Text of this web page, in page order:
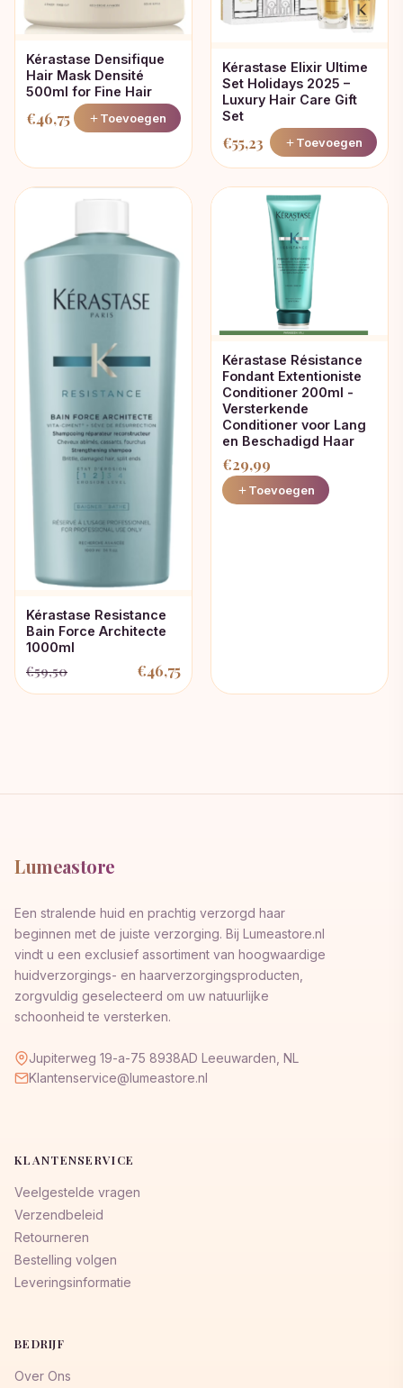
Kérastase Densifique
Hair Mask Densité
500ml for Fine Hair
€46,75 Toevoegen
Kérastase Elixir Ultime
Set Holidays 2025 –
Luxury Hair Care Gift
Set
€55,23 Toevoegen
Kérastase Resistance
Bain Force Architecte
1000ml
€59,50
Oorspronkelijke
€46,75
Huidige
Kérastase Résistance
Fondant Extentioniste
Conditioner 200ml -
Versterkende
Conditioner voor Lang
en Beschadigd Haar
€29,99
Toevoegen
Lumeastore
Een stralende huid en prachtig verzorgd haar
beginnen met de juiste verzorging. Bij Lumeastore.nl
vindt u een exclusief assortiment van hoogwaardige
huidverzorgings- en haarverzorgingsproducten,
zorgvuldig geselecteerd om uw natuurlijke
schoonheid te versterken.
Jupiterweg 19-a-75 8938AD Leeuwarden, NL
Klantenservice@lumeastore.nl
KLANTENSERVICE
Veelgestelde vragen
Verzendbeleid
Retourneren
Bestelling volgen
Leveringsinformatie
BEDRIJF
Over Ons